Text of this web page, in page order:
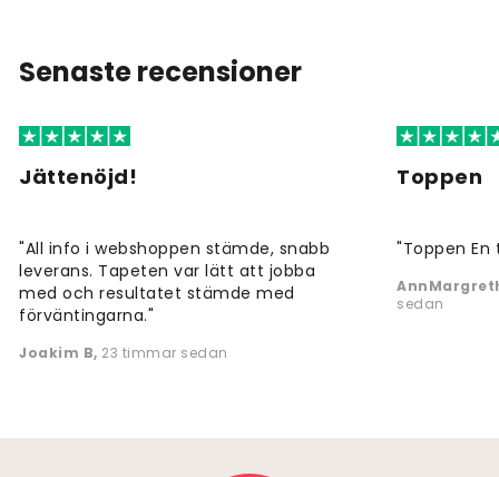
Senaste recensioner
Jättenöjd!
"All info i webshoppen stämde, snabb
leverans. Tapeten var lätt att jobba
med och resultatet stämde med
förväntingarna."
Joakim B, 23 timmar sedan
Toppen
"Toppen
sedan